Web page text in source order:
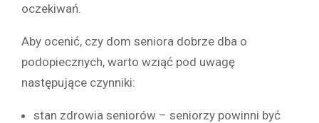
oczekiwań.
Aby ocenić, czy dom seniora dobrze dba o
podopiecznych, warto wziąć pod uwagę
następujące czynniki:
stan zdrowia seniorów – seniorzy powinni być